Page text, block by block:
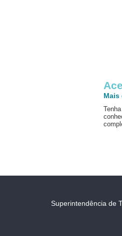
Mais
Superintendência de